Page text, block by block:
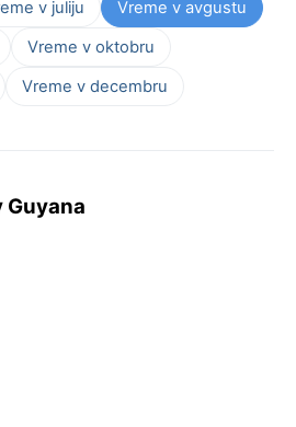
v juliju
Vreme v avgustu
Vreme v oktobru
Vreme v decembru
Guyana